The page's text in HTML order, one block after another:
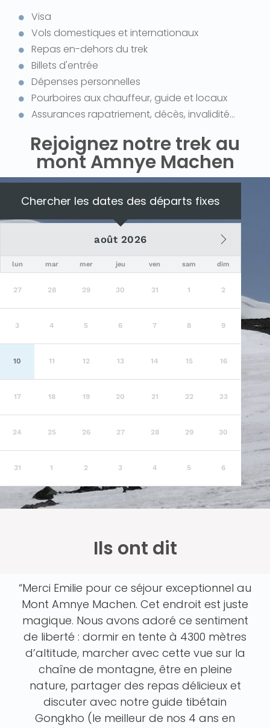
Visa
Vols domestiques et internationaux
Repas en-dehors du trek
Billets d'entrée
Dépenses personnelles
Pourboires aux chauffeur, guide et locaux
Assurances rapatriement, décès, invalidité...
Rejoignez notre trek au
mont Amnye Machen
Chercher les dates des départs fixes
août 2026
lun mar mer jeu ven sam dim
27 28 29 30 31 1 2
3 4 5 6 7 8 9
10 11 12 13 14 15 16
17 18 19 20 21 22 23
24 25 26 27 28 29 30
31 1 2 3 4 5 6
Ils ont dit
“Merci Emilie pour ce séjour exceptionnel au
Mont Amnye Machen. Cet endroit est juste
magique. Nous avons adoré ce sentiment
de liberté : dormir en tente à 4300 mètres
d’altitude, marcher avec cette vue sur la
chaîne de montagne, être en pleine
nature, partager des repas délicieux et
discuter avec notre guide tibétain
Gongkho (le meilleur de nos 4 ans en